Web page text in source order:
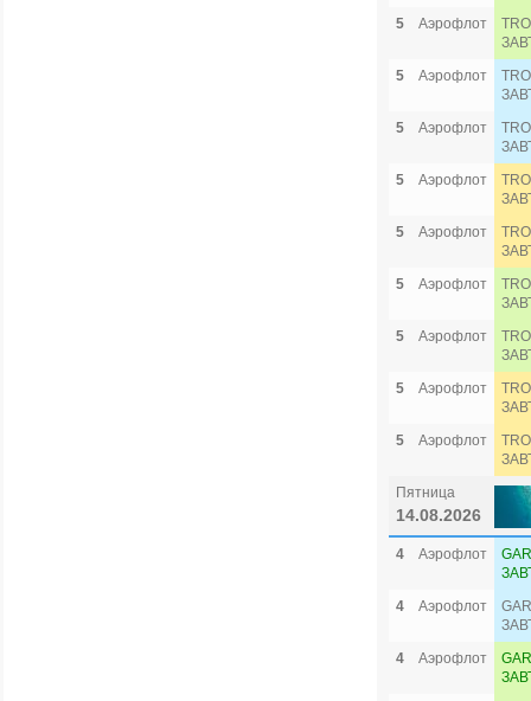
5
Аэрофлот
5
Аэрофлот
5
Аэрофлот
5
Аэрофлот
5
Аэрофлот
5
Аэрофлот
5
Аэрофлот
5
Аэрофлот
5
Аэрофлот
Пятница
14.08.2026
4 Аэрофлот
4
Аэрофлот
4
Аэрофлот